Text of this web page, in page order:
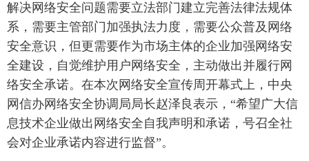
解决网络安全问题需要立法部门建立完善法律法规体
系，需要主管部门加强执法力度，需要公众普及网络
安全意识，但更需要作为市场主体的企业加强网络安
全建设，自觉维护用户网络安全，主动做出并履行网
络安全承诺。在本次网络安全宣传周开幕式上，中央
网信办网络安全协调局局长赵泽良表示，“希望广大信
息技术企业做出网络安全自我声明和承诺，号召全社
会对企业承诺内容进行监督”。